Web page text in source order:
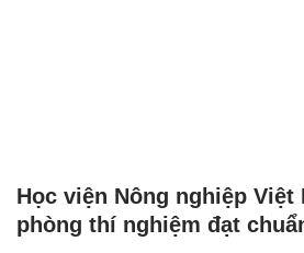
Học viện Nông nghiệp Việt
phòng thí nghiệm đạt